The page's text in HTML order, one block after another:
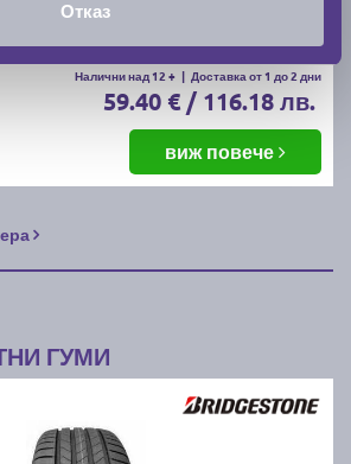
Отказ
Налични над 12 + | Доставка от 1 до 2 дни
59.40 € / 116.18 лв.
виж повече
ГУМИ